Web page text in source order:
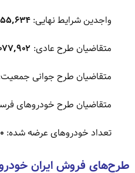
واجدین شرایط نهایی:
متقاضیان طرح عادی:
متقاضیان طرح جوانی
متقاضیان طرح خودروهای
تعداد خودروهای عرضه شده:
طرح‌های فروش ایران